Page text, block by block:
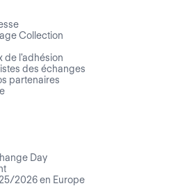
Collection
de l'adhésion
des échanges
partenaires
Day
2026 en Europe